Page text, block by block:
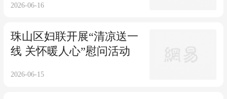
2026-06-16
珠山区妇联开展“清凉送一
线 关怀暖人心”慰问活动
2026-06-15